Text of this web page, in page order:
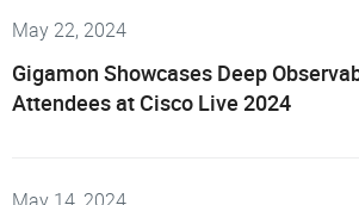
May 22, 2024
Gigamon Showcases Deep
Attendees at Cisco Live 2024